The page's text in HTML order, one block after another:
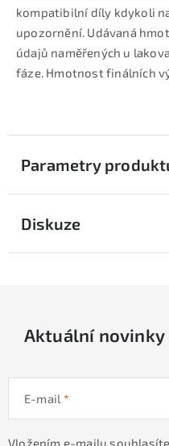
kompatibilní díly kdykoli
upozornění. Udávaná
údajů naměřených u
fáze. Hmotnost finálních
Parametry
Diskuze
Aktuální novinky
E-mail
Vložením e-mailu